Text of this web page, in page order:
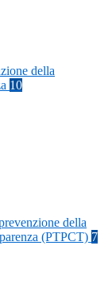
della
10
della
(PTPCT) 7